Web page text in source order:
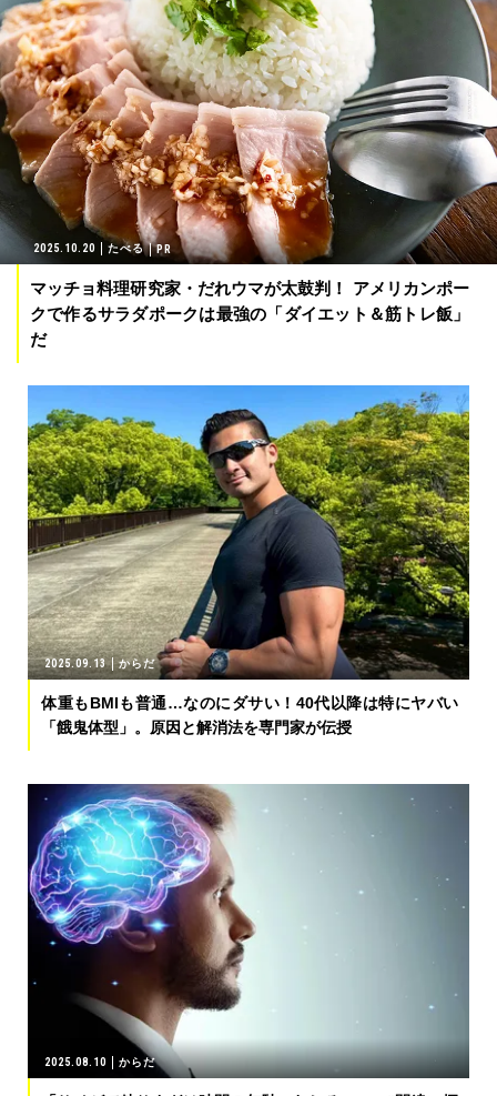
2025.10.20 たべる
マッチョ料理研究家・だれウマが太鼓判！ アメリカンポー
クで作るサラダポークは最強の「ダイエット＆筋トレ飯」
だ
2025.09.13 からだ
体重もBMIも普通…なのにダサい！40代以降は特にヤバい
「餓鬼体型」。原因と解消法を専門家が伝授
2025.08.10 からだ